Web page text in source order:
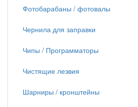
Фотобарабаны / фотовалы
Чернила для заправки
Чипы / Программаторы
Чистящие лезвия
Шарниры / кронштейны